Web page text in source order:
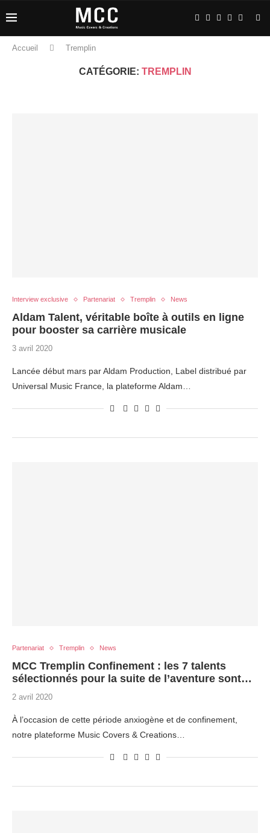
Accueil Tremplin
CATÉGORIE: TREMPLIN
Interview exclusive Partenariat Tremplin News
Aldam Talent, véritable boîte à outils en ligne
pour booster sa carrière musicale
3 avril 2020
Lancée début mars par Aldam Production, Label distribué par
Universal Music France, la plateforme Aldam…
Partenariat Tremplin News
MCC Tremplin Confinement : les 7 talents
sélectionnés pour la suite de l’aventure sont…
2 avril 2020
À l’occasion de cette période anxiogène et de confinement,
notre plateforme Music Covers & Creations…